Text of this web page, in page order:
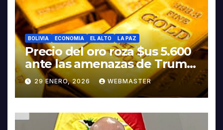
BOLIVIA ECONOMIA EL ALTO LA PAZ
Precio del oro roza $us 5.600
ante las amenazas de Trump
contra Irán
29 ENERO, 2026 WEBMASTER